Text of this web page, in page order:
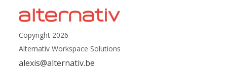
Copyright 2026
Alternativ Workspace Solutions
alexis@alternativ.be